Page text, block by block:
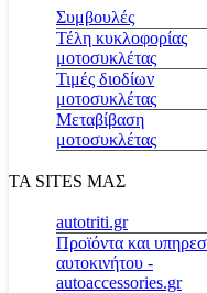
Συμβουλές
Τέλη κυκλοφορίας
μοτοσυκλέτας
Τιμές διοδίων
μοτοσυκλέτας
Μεταβίβαση
μοτοσυκλέτας
ΤΑ SITES ΜΑΣ
autotriti.gr
Προϊόντα και
αυτοκινήτου -
autoaccessories.gr